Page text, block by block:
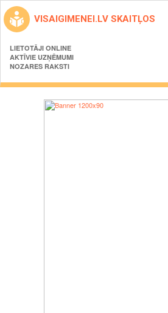
VISAIGIMENEI.LV SKAITĻOS
LIETOTĀJI ONLINE
AKTĪVIE UZŅĒMUMI
NOZARES RAKSTI